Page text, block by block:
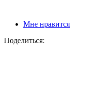
Мне нравится
Поделиться: